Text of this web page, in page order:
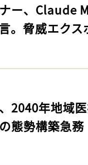
ナー、Claude
。脅威エク
2040年地域
態勢構築急務